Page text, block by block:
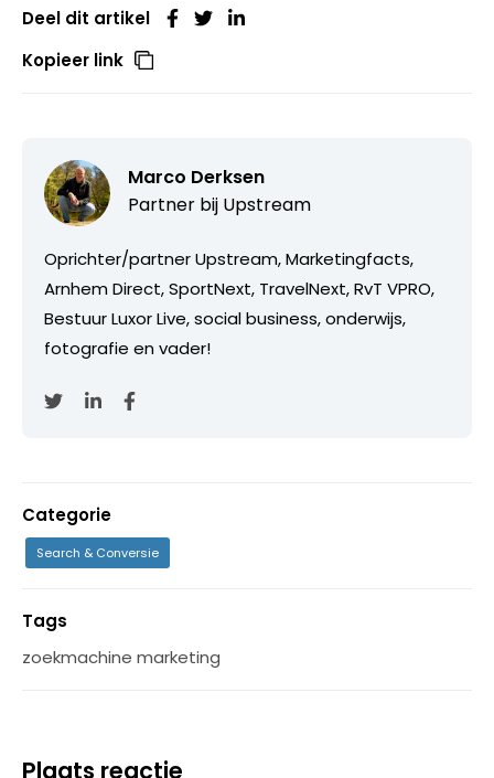
Deel dit artikel
Kopieer link
Marco Derksen
Partner bij Upstream
Oprichter/partner Upstream, Marketingfacts,
Arnhem Direct, SportNext, TravelNext, RvT VPRO,
Bestuur Luxor Live, social business, onderwijs,
fotografie en vader!
Categorie
Search & Conversie
Tags
zoekmachine marketing
Plaats reactie